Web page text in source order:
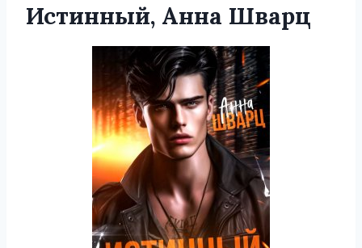
Истинный, Анна Шварц